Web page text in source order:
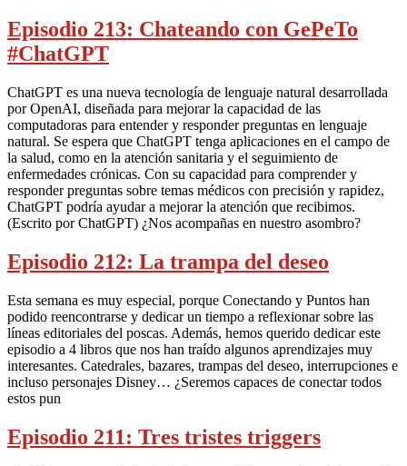
Episodio 213: Chateando con GePeTo
#ChatGPT
ChatGPT es una nueva tecnología de lenguaje natural desarrollada
por OpenAI, diseñada para mejorar la capacidad de las
computadoras para entender y responder preguntas en lenguaje
natural. Se espera que ChatGPT tenga aplicaciones en el campo de
la salud, como en la atención sanitaria y el seguimiento de
enfermedades crónicas. Con su capacidad para comprender y
responder preguntas sobre temas médicos con precisión y rapidez,
ChatGPT podría ayudar a mejorar la atención que recibimos.
(Escrito por ChatGPT) ¿Nos acompañas en nuestro asombro?
Episodio 212: La trampa del deseo
Esta semana es muy especial, porque Conectando y Puntos han
podido reencontrarse y dedicar un tiempo a reflexionar sobre las
líneas editoriales del poscas. Además, hemos querido dedicar este
episodio a 4 libros que nos han traído algunos aprendizajes muy
interesantes. Catedrales, bazares, trampas del deseo, interrupciones e
incluso personajes Disney… ¿Seremos capaces de conectar todos
estos pun
Episodio 211: Tres tristes triggers